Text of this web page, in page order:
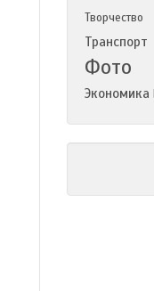
Творчество
Транспорт
Фото
Экономика